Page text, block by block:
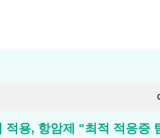
적용, 항암제 "최적 적응